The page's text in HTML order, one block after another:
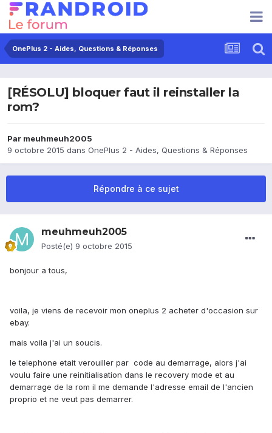
OnePlus 2 - Aides, Questions & Réponses
[RÉSOLU] bloquer faut il reinstaller la
rom?
Par meuhmeuh2005
9 octobre 2015 dans OnePlus 2 - Aides, Questions & Réponses
Répondre à ce sujet
meuhmeuh2005
Posté(e) 9 octobre 2015
bonjour a tous,
voila, je viens de recevoir mon oneplus 2 acheter d'occasion sur
ebay.
mais voila j'ai un soucis.
le telephone etait verouiller par code au demarrage, alors j'ai
voulu faire une reinitialisation dans le recovery mode et au
demarrage de la rom il me demande l'adresse email de l'ancien
proprio et ne veut pas demarrer.